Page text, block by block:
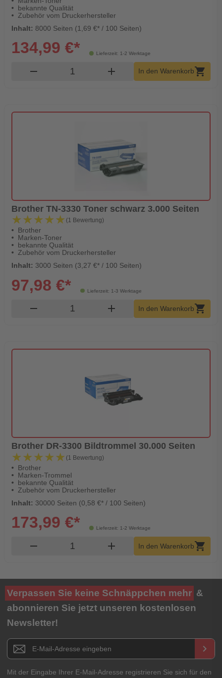
bekannte Qualität
Zubehör vom Druckerhersteller
Inhalt: 8000 Seiten (1,69 €* / 100 Seiten)
Lieferzeit: 1-2 Werktage
134,99 €*
remove Produkt Warenkorb Menge
add In den Warenkorbshopping_cart
Brother TN-3330 Toner schwarz 3.000 Seiten
★★★★★
★★★★★ (1 Bewertung)
Brother
Marken-Toner
bekannte Qualität
Zubehör vom Druckerhersteller
Inhalt: 3000 Seiten (3,27 €* / 100 Seiten)
Lieferzeit: 1-3 Werktage
97,98 €*
remove Produkt Warenkorb Menge
add In den Warenkorb shopping_cart
Brother DR-3300 Bildtrommel 30.000 Seiten
★★★★★
★★★★★ (1 Bewertung)
Brother
Marken-Trommel
bekannte Qualität
Zubehör vom Druckerhersteller
Inhalt: 30000 Seiten (0,58 €* / 100 Seiten)
Lieferzeit: 1-2 Werktage
173,99 €*
remove Produkt Warenkorb Menge
add In den Warenkorbshopping_cart
Verpassen Sie keine Schnäppchen mehr &
abonnieren Sie jetzt unseren kostenlosen
Newsletter!
Newsletter E-Mail Adresse keyboard_arrow_right
Mit der Eingabe Ihrer E-Mail-Adresse registrieren Sie sich für den